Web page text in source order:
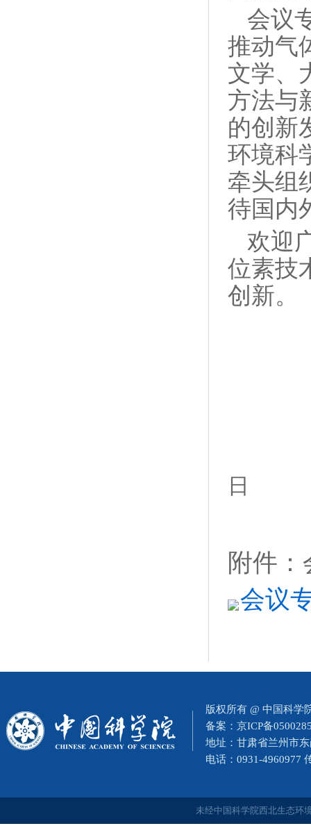
会议
推动气
文学、
方法与
的创新
环境科
牵头组
待国内
欢迎
位素技
创新。
日
附件
会议
版权所有 @ 中国科学
备案： 京ICP备
地址：甘肃省兰州市
电话：0931-4960977
未经中国科学院西北生态环